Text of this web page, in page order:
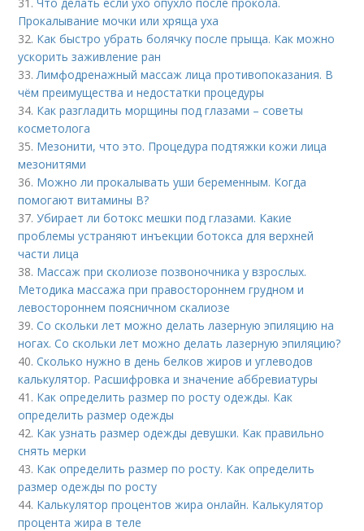
Прокалывание мочки или хряща уха
32. Как быстро убрать болячку после прыща. Как можно
ускорить заживление ран
33. Лимфодренажный массаж лица противопоказания. В
чём преимущества и недостатки процедуры
34. Как разгладить морщины под глазами – советы
косметолога
35. Мезонити, что это. Процедура подтяжки кожи лица
мезонитями
36. Можно ли прокалывать уши беременным. Когда
помогают витамины B?
37.Убирает ли ботокс мешки под глазами. Какие
проблемы устраняют инъекции ботокса для верхней
части лица
38. Массаж при сколиозе позвоночника у взрослых.
Методика массажа при правостороннем грудном и
левостороннем поясничном скалиозе
39.Со скольки лет можно делать лазерную эпиляцию на
ногах. Со скольки лет можно делать лазерную эпиляцию?
40.Сколько нужно в день белков жиров и углеводов
калькулятор. Расшифровка и значение аббревиатуры
41. Как определить размер по росту одежды. Как
определить размер одежды
42. Как узнать размер одежды девушки. Как правильно
снять мерки
43. Как определить размер по росту. Как определить
размер одежды по росту
44. Калькулятор процентов жира онлайн. Калькулятор
процента жира в теле